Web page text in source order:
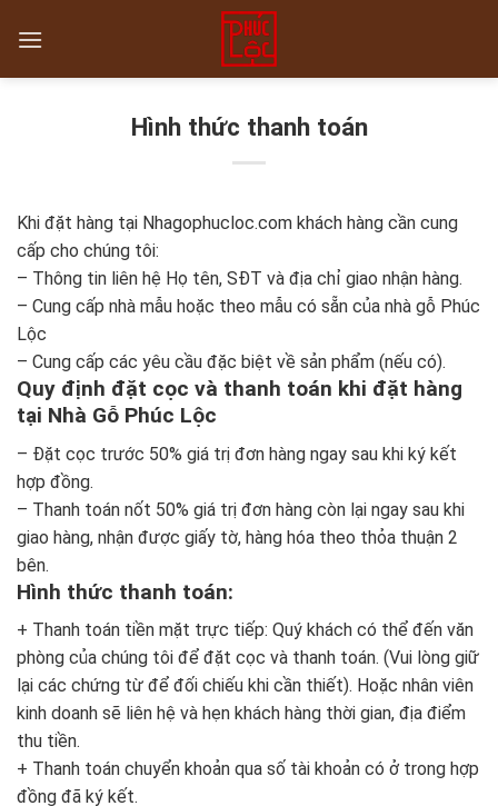
Hình thức thanh toán
Khi đặt hàng tại Nhagophucloc.com khách hàng cần cung
cấp cho chúng tôi:
– Thông tin liên hệ Họ tên, SĐT và địa chỉ giao nhận hàng.
– Cung cấp nhà mẫu hoặc theo mẫu có sẵn của nhà gỗ Phúc
Lộc
– Cung cấp các yêu cầu đặc biệt về sản phẩm (nếu có).
Quy định đặt cọc và thanh toán khi đặt hàng
tại Nhà Gỗ Phúc Lộc
– Đặt cọc trước 50% giá trị đơn hàng ngay sau khi ký kết
hợp đồng.
– Thanh toán nốt 50% giá trị đơn hàng còn lại ngay sau khi
giao hàng, nhận được giấy tờ, hàng hóa theo thỏa thuận 2
bên.
Hình thức thanh toán:
+ Thanh toán tiền mặt trực tiếp: Quý khách có thể đến văn
phòng của chúng tôi để đặt cọc và thanh toán. (Vui lòng giữ
lại các chứng từ để đối chiếu khi cần thiết). Hoặc nhân viên
kinh doanh sẽ liên hệ và hẹn khách hàng thời gian, địa điểm
thu tiền.
+ Thanh toán chuyển khoản qua số tài khoản có ở trong hợp
đồng đã ký kết.